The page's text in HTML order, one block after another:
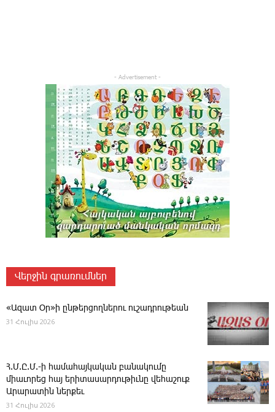
- Advertisement -
Վերջին գրառումներ
«Ազատ Օր»ի ընթերցողներու ուշադրութեան
31 Հուլիս 2026
Հ.Մ.Ը.Մ.-ի համահայկական բանակումը
միաւորեց հայ երիտասարդութիւնը վեհաշուք
Արարատին ներքեւ
31 Հուլիս 2026